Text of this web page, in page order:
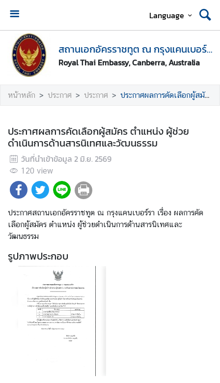
Language
สถานเอกอัครราชทูต ณ กรุงแคนเบอร์รา
Royal Thai Embassy, Canberra, Australia
ห
า
ห
ลั
ก
ด
ห
ม
า
ย
ข
รั
บ
บ
ริ
ก
●
บ
หน้าหลัก ประกาศ ประกาศ ประกาศผลการคัดเลือกผู้สมัคร ตำแหน่ง ผู้ช่วยดำเนินการด้านสารนิเทศและวัฒนธรรม
ประกาศผลการคัดเลือกผู้สมัคร ตำแหน่ง ผู้ช่วย
ดำเนินการด้านสารนิเทศและวัฒนธรรม
วันที่นำเข้าข้อมูล 2 มิ.ย. 2569
120 view
ประกาศสถานเอกอัครราชทูต ณ กรุงแคนเบอร์รา เรื่อง ผลการคัด
เลือกผู้สมัคร ตำแหน่ง ผู้ช่วยดำเนินการด้านสารนิเทศและ
วัฒนธรรม
รูปภาพประกอบ